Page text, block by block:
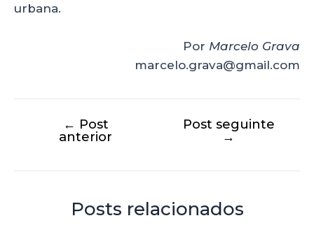
urbana.
Por Marcelo Grava
marcelo.grava@gmail.com
← Post
anterior
Post seguinte
→
Posts relacionados